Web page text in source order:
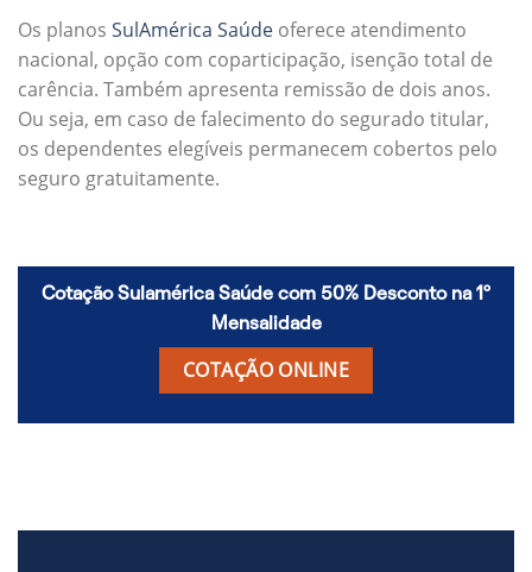
Os planos SulAmérica Saúde oferece atendimento
nacional, opção com coparticipação, isenção total de
carência. Também apresenta remissão de dois anos.
Ou seja, em caso de falecimento do segurado titular,
os dependentes elegíveis permanecem cobertos pelo
seguro gratuitamente.
Cotação Sulamérica Saúde com 50% Desconto na 1º
Mensalidade
COTAÇÃO ONLINE